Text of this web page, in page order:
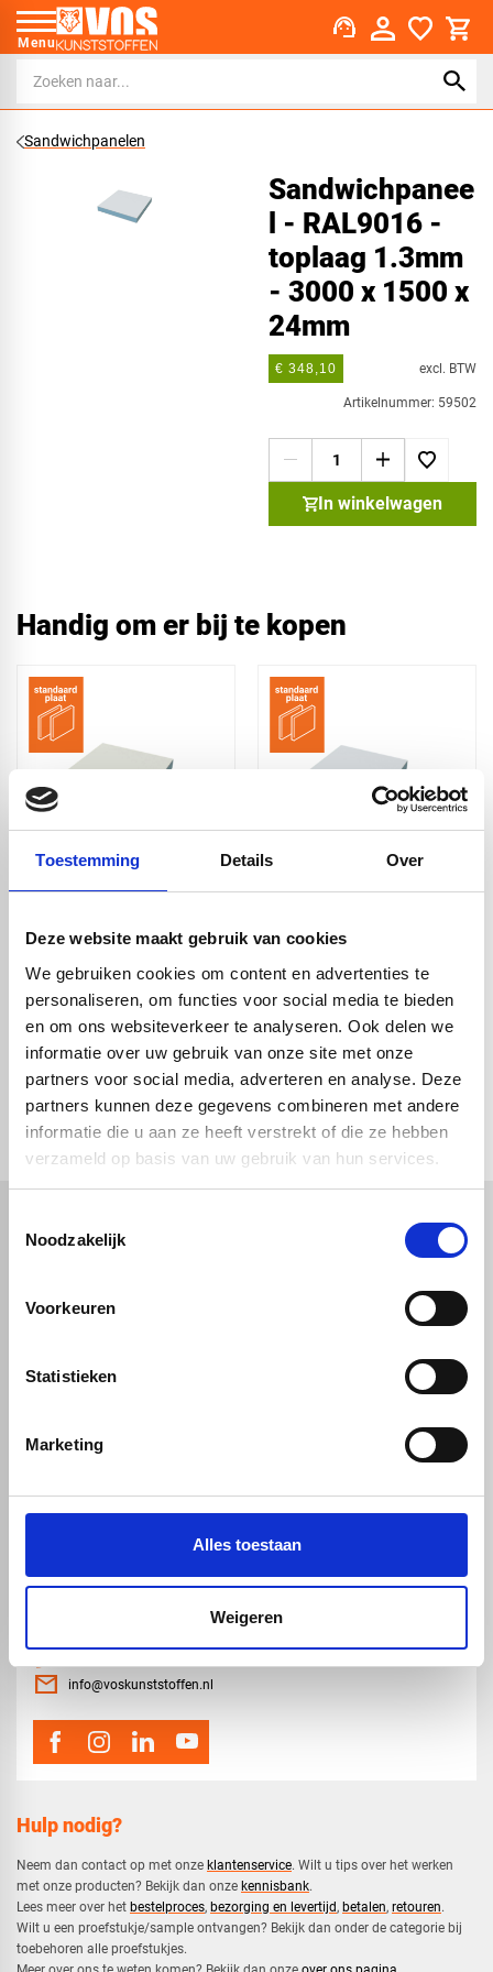
Toestemming Details Over
Deze website maakt gebruik van cookies
We gebruiken cookies om content en advertenties te
personaliseren, om functies voor social media te bieden
en om ons websiteverkeer te analyseren. Ook delen we
informatie over uw gebruik van onze site met onze
partners voor social media, adverteren en analyse. Deze
partners kunnen deze gegevens combineren met andere
informatie die u aan ze heeft verstrekt of die ze hebben
verzameld op basis van uw gebruik van hun services.
Noodzakelijk
Voorkeuren
Statistieken
Marketing
Alles toestaan
Weigeren
Menu support_agent
Sandwichpanelen
Sandwichpanee
l - RAL9016 -
toplaag 1.3mm
- 3000 x 1500 x
24mm
€ 348,10 excl. BTW
Artikelnummer: 59502
In winkelwagen
Handig om er bij te kopen
1.5mm - 3000 x 1500
x 24mm
€ 379,06
1.3mm - 3000 x 2000
x 24mm
€ 464,12
check_circle € 750,-
check_circleKlanten geven Vos Kunststoffen een 9,0/10na2663 beoordelingen
check_circle 2-5 dagen levertijd
Gekleurd plexiglas
PVC platen
Hard PVC plaat
Dibond
Technische kunststoffen
Hulp nodig?
Neem dan contact op met onze klantenservice. Wilt u tips over het werken
met onze producten? Bekijk dan onze kennisbank.
​Lees meer over het bestelproces, bezorging en levertijd, betalen, retouren.​
​Wilt u een proefstukje/sample ontvangen? Bekijk dan onder de categorie bij
toebehoren alle proefstukjes.
Veensesteeg 8, 4264 KG Veen
phone_enabled
mail info@voskunststoffen.nl